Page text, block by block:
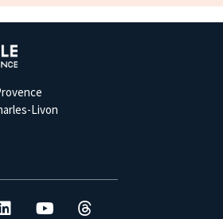
Livon